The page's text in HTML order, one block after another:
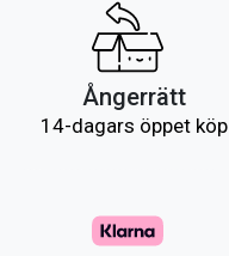
Ångerrätt
14-dagars öppet köp